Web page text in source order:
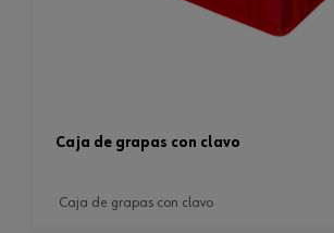
caja de grapas con clavo
caja de grapas con clavo